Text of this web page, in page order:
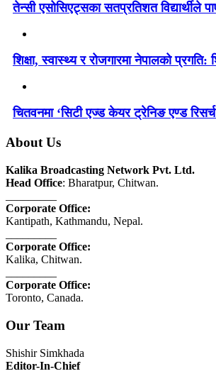
तेन्सी एसोसिएट्सका सतप्रतिशत विद्यार्थीले
शिक्षा, स्वास्थ्य र रोजगारमा नेपालको प्रगति:
चितवनमा ‘सिटी एज्ड केयर ट्रेनिङ एण्ड
About Us
Kalika Broadcasting Network Pvt. Ltd.
Head Office: Bharatpur, Chitwan.
Corporate Office:
Kantipath, Kathmandu, Nepal.
Corporate Office:
Kalika, Chitwan.
Corporate Office:
Toronto, Canada.
Our Team
Shishir Simkhada
Editor-In-Chief